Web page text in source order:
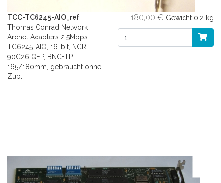
TCC-TC6245-AIO_ref
Thomas Conrad Network
Arcnet Adapters 2.5Mbps
TC6245-AIO, 16-bit, NCR
90C26 QFP, BNC+TP,
165/180mm, gebraucht ohne
Zub.
180,00 € Gewicht 0.2 kg